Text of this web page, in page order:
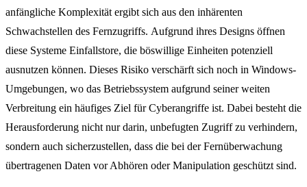
anfängliche Komplexität ergibt sich aus den inhärenten
Schwachstellen des Fernzugriffs. Aufgrund ihres Designs öffnen
diese Systeme Einfallstore, die böswillige Einheiten potenziell
ausnutzen können. Dieses Risiko verschärft sich noch in Windows-
Umgebungen, wo das Betriebssystem aufgrund seiner weiten
Verbreitung ein häufiges Ziel für Cyberangriffe ist. Dabei besteht die
Herausforderung nicht nur darin, unbefugten Zugriff zu verhindern,
sondern auch sicherzustellen, dass die bei der Fernüberwachung
übertragenen Daten vor Abhören oder Manipulation geschützt sind.